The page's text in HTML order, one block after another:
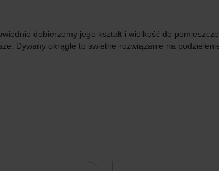
dobierzemy jego kształt i wielkość do
Dywany okrągłe to świetne rozwiązanie na